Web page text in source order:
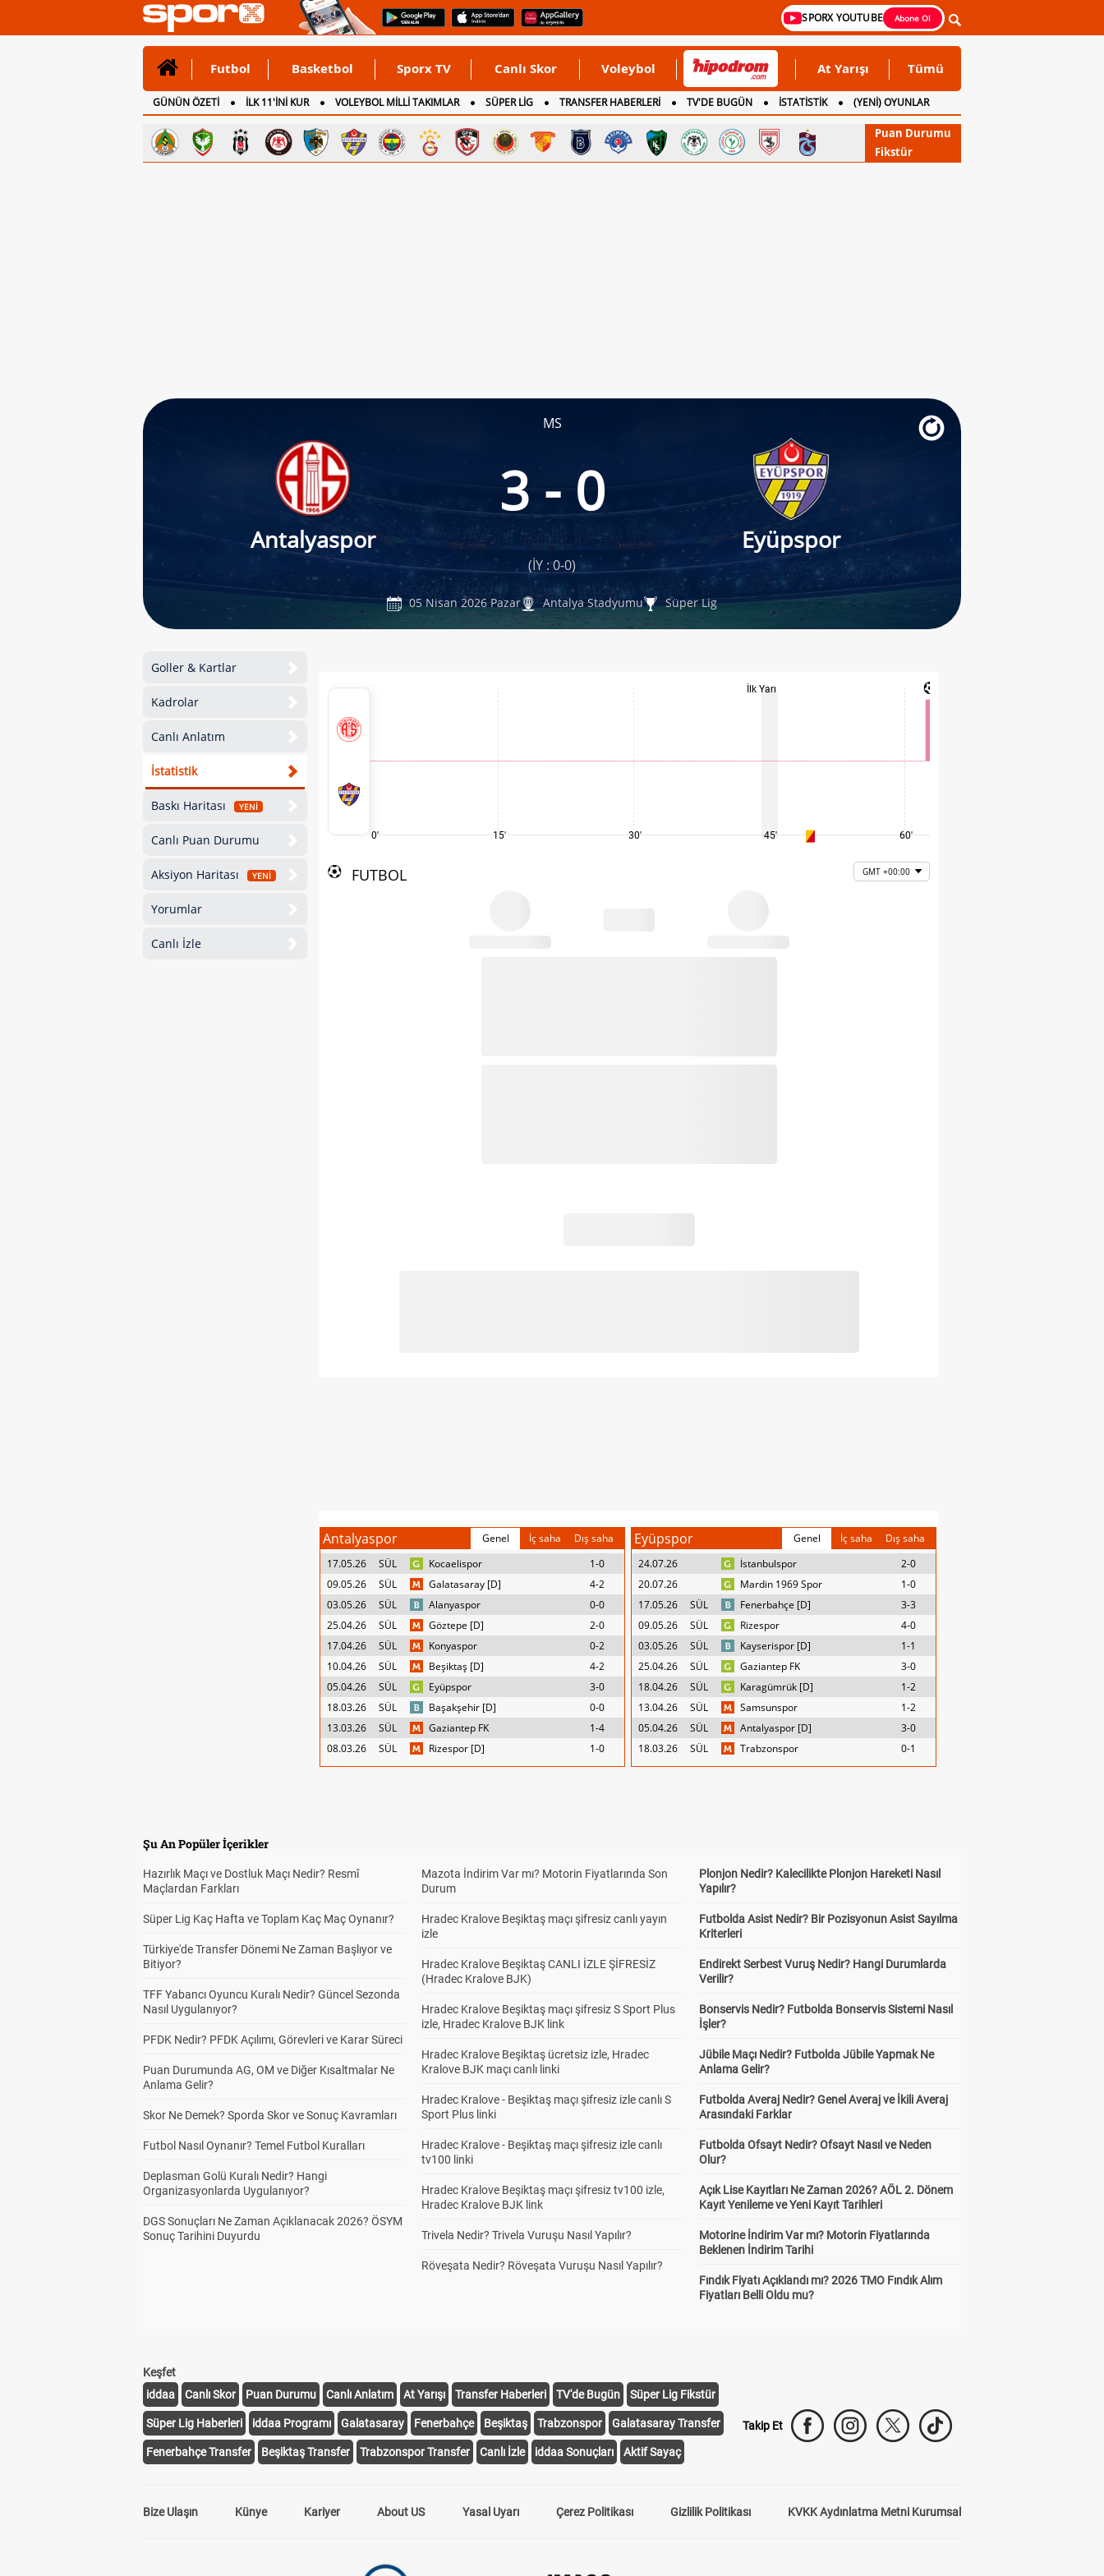
SPORX YOUTUBE Abone Ol
Futbol Basketbol Sporx TV Canlı Skor Voleybol At Yarışı Tümü
GÜNÜN ÖZETİ İLK 11'İNİ KUR VOLEYBOL MİLLİ TAKIMLAR SÜPER LİG TRANSFER HABERLERİ TV'DE BUGÜN İSTATİSTİK
(YENİ) OYUNLAR
CANLI ANLATIM
İNGİLTERE
Puan Durumu
Fikstür
MS
Antalyaspor
3 - 0
Eyüpspor
(İY : 0-0)
05 Nisan 2026 Pazar Antalya Stadyumu Süper Lig
Goller & Kartlar
Kadrolar
Canlı Anlatım
İstatistik
Baskı Haritası YENİ
Canlı Puan Durumu
Aksiyon Haritası YENİ
Yorumlar
Canlı İzle
0' 15' 30'
İlk Yarı
45' 60'
FUTBOL GMT +00:00
Antalyaspor Genel İç saha
Dış saha
17.05.26
SÜL Kocaelispor
1-0
09.05.26
SÜL Galatasaray [D]
4-2
03.05.26
SÜL Alanyaspor
0-0
25.04.26
SÜL Göztepe [D]
2-0
17.04.26
SÜL Konyaspor
0-2
10.04.26
SÜL Beşiktaş [D]
4-2
05.04.26
SÜL Eyüpspor
3-0
18.03.26
SÜL Başakşehir [D]
0-0
13.03.26
SÜL Gaziantep FK
1-4
08.03.26
SÜL Rizespor [D] 1-0
Eyüpspor Genel İç saha
Dış saha
24.07.26
İstanbulspor
2-0
20.07.26
Mardin 1969 Spor
1-0
17.05.26
SÜL Fenerbahçe [D]
3-3
09.05.26
SÜL Rizespor
4-0
03.05.26
SÜL Kayserispor [D]
1-1
25.04.26
SÜL Gaziantep FK
3-0
18.04.26
SÜL Karagümrük [D]
1-2
13.04.26
SÜL Samsunspor
1-2
05.04.26
SÜL Antalyaspor [D]
3-0
18.03.26
SÜL Trabzonspor 0-1
Şu An Popüler İçerikler
Hazırlık Maçı ve Dostluk Maçı Nedir? Resmî
Maçlardan Farkları
Süper Lig Kaç Hafta ve Toplam Kaç Maç Oynanır?
Türkiye'de Transfer Dönemi Ne Zaman Başlıyor ve
Bitiyor?
TFF Yabancı Oyuncu Kuralı Nedir? Güncel Sezonda
Nasıl Uygulanıyor?
PFDK Nedir? PFDK Açılımı, Görevleri ve Karar Süreci
Puan Durumunda AG, OM ve Diğer Kısaltmalar Ne
Anlama Gelir?
Skor Ne Demek? Sporda Skor ve Sonuç Kavramları
Futbol Nasıl Oynanır? Temel Futbol Kuralları
Deplasman Golü Kuralı Nedir? Hangi
Organizasyonlarda Uygulanıyor?
DGS Sonuçları Ne Zaman Açıklanacak 2026? ÖSYM
Sonuç Tarihini Duyurdu
Mazota İndirim Var mı? Motorin Fiyatlarında Son
Durum
Hradec Kralove Beşiktaş maçı şifresiz canlı yayın
izle
Hradec Kralove Beşiktaş CANLI İZLE ŞİFRESİZ
(Hradec Kralove BJK)
Hradec Kralove Beşiktaş maçı şifresiz S Sport Plus
izle, Hradec Kralove BJK link
Hradec Kralove Beşiktaş ücretsiz izle, Hradec
Kralove BJK maçı canlı linki
Hradec Kralove - Beşiktaş maçı şifresiz izle canlı S
Sport Plus linki
Hradec Kralove - Beşiktaş maçı şifresiz izle canlı
tv100 linki
Hradec Kralove Beşiktaş maçı şifresiz tv100 izle,
Hradec Kralove BJK link
Trivela Nedir? Trivela Vuruşu Nasıl Yapılır?
Röveşata Nedir? Röveşata Vuruşu Nasıl Yapılır?
Plonjon Nedir? Kalecilikte Plonjon Hareketi Nasıl
Yapılır?
Futbolda Asist Nedir? Bir Pozisyonun Asist Sayılma
Kriterleri
Endirekt Serbest Vuruş Nedir? Hangi Durumlarda
Verilir?
Bonservis Nedir? Futbolda Bonservis Sistemi Nasıl
İşler?
Jübile Maçı Nedir? Futbolda Jübile Yapmak Ne
Anlama Gelir?
Futbolda Averaj Nedir? Genel Averaj ve İkili Averaj
Arasındaki Farklar
Futbolda Ofsayt Nedir? Ofsayt Nasıl ve Neden
Olur?
Açık Lise Kayıtları Ne Zaman 2026? AÖL 2. Dönem
Kayıt Yenileme ve Yeni Kayıt Tarihleri
Motorine İndirim Var mı? Motorin Fiyatlarında
Beklenen İndirim Tarihi
Fındık Fiyatı Açıklandı mı? 2026 TMO Fındık Alım
Fiyatları Belli Oldu mu?
Keşfet
iddaa
Canlı Skor Puan Durumu Canlı Anlatım At Yarışı Transfer Haberleri TV'de Bugün Süper Lig Fikstür
Süper Lig Haberleri iddaa Programı Galatasaray Fenerbahçe Beşiktaş Trabzonspor Galatasaray Transfer
Fenerbahçe Transfer Beşiktaş Transfer Trabzonspor Transfer Canlı İzle iddaa Sonuçları Aktif Sayaç
Takip Et
Bize Ulaşın Künye Kariyer About US Yasal Uyarı Çerez Politikası Gizlilik Politikası KVKK Aydınlatma Metni Kurumsal